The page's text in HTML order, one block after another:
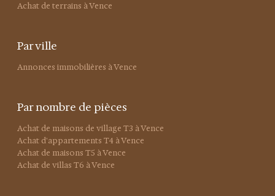
Achat de terrains à Vence
Par ville
Annonces immobilières à Vence
Par nombre de pièces
Achat de maisons de village T3 à Vence
Achat d'appartements T4 à Vence
Achat de maisons T5 à Vence
Achat de villas T6 à Vence